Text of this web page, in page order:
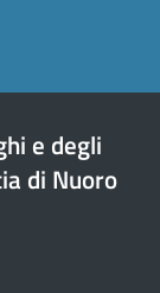
e degli
di Nuoro